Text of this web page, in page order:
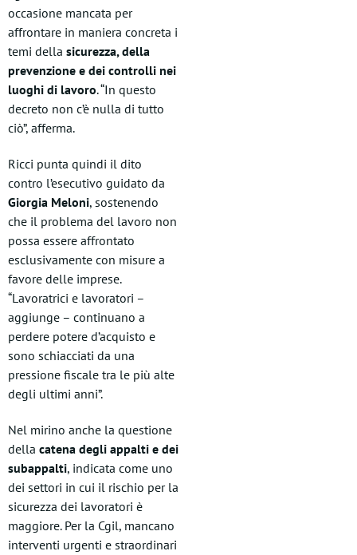
occasione mancata per
affrontare in maniera concreta i
temi della sicurezza, della
prevenzione e dei controlli nei
luoghi di lavoro. “In questo
decreto non c’è nulla di tutto
ciò”, afferma.
Ricci punta quindi il dito
contro l’esecutivo guidato da
Giorgia Meloni, sostenendo
che il problema del lavoro non
possa essere affrontato
esclusivamente con misure a
favore delle imprese.
“Lavoratrici e lavoratori –
aggiunge – continuano a
perdere potere d’acquisto e
sono schiacciati da una
pressione fiscale tra le più alte
degli ultimi anni”.
Nel mirino anche la questione
della catena degli appalti e dei
subappalti, indicata come uno
dei settori in cui il rischio per la
sicurezza dei lavoratori è
maggiore. Per la Cgil, mancano
interventi urgenti e straordinari